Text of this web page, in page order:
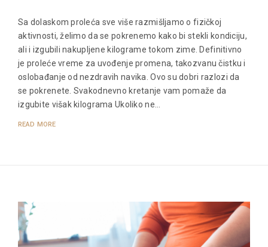
Sa dolaskom proleća sve više razmišljamo o fizičkoj
aktivnosti, želimo da se pokrenemo kako bi stekli kondiciju,
ali i izgubili nakupljene kilograme tokom zime. Definitivno
je proleće vreme za uvođenje promena, takozvanu čistku i
oslobađanje od nezdravih navika. Ovo su dobri razlozi da
se pokrenete. Svakodnevno kretanje vam pomaže da
izgubite višak kilograma Ukoliko ne…
READ MORE